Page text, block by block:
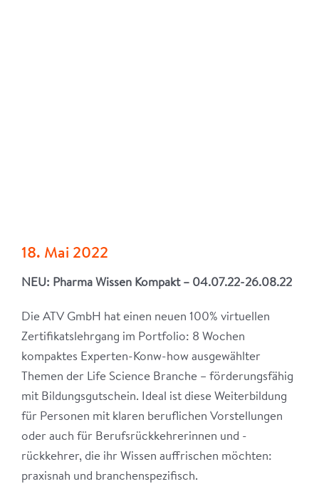
18. Mai 2022
NEU: Pharma Wissen Kompakt – 04.07.22-26.08.22
Die ATV GmbH hat einen neuen 100% virtuellen
Zertifikatslehrgang im Portfolio: 8 Wochen
kompaktes Experten-Konw-how ausgewählter
Themen der Life Science Branche – förderungsfähig
mit Bildungsgutschein. Ideal ist diese Weiterbildung
für Personen mit klaren beruflichen Vorstellungen
oder auch für Berufsrückkehrerinnen und -
rückkehrer, die ihr Wissen auffrischen möchten:
praxisnah und branchenspezifisch.